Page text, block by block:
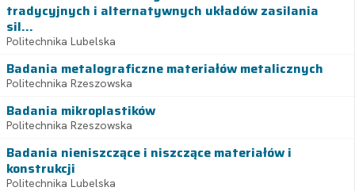
tradycyjnych i alternatywnych układów zasilania
sil...
Politechnika Lubelska
Badania metalograficzne materiałów metalicznych
Politechnika Rzeszowska
Badania mikroplastików
Politechnika Rzeszowska
Badania nieniszczące i niszczące materiałów i
konstrukcji
Politechnika Lubelska